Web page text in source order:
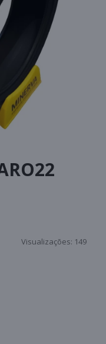
Visualizações: 149